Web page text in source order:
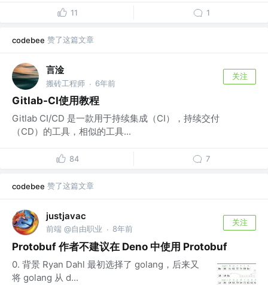
11 1
codebee 赞了这篇文章
言淦
搬砖工程师 · 6年前
关注
Gitlab-CI使用教程
Gitlab CI/CD 是一款用于持续集成（CI），持续交付
（CD）的工具，相似的工具...
84 7
codebee 赞了这篇文章
justjavac
前端 @自由职业 · 8年前
关注
Protobuf 作者不建议在 Deno 中使用 Protobuf
0. 背景 Ryan Dahl 最初选择了 golang，后来又
将 golang 从 d...